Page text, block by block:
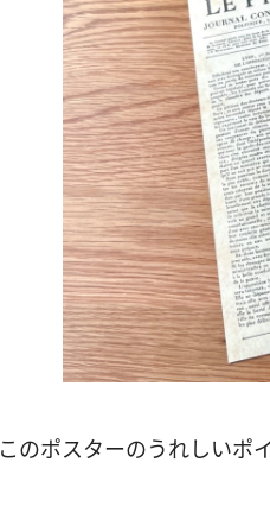
このポスターのうれしいポ